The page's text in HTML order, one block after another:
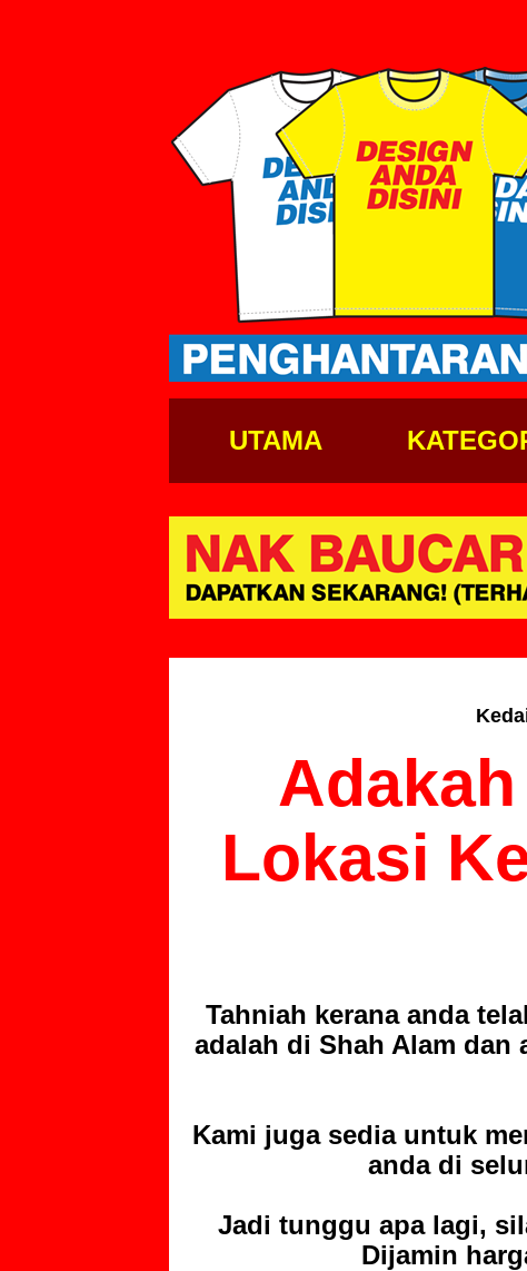
UTAMA
Lokasi
Tahniah kerana anda
adalah di Shah Alam dan
Kami juga sedia untuk
anda di
Jadi tunggu apa lagi,
Dijamin